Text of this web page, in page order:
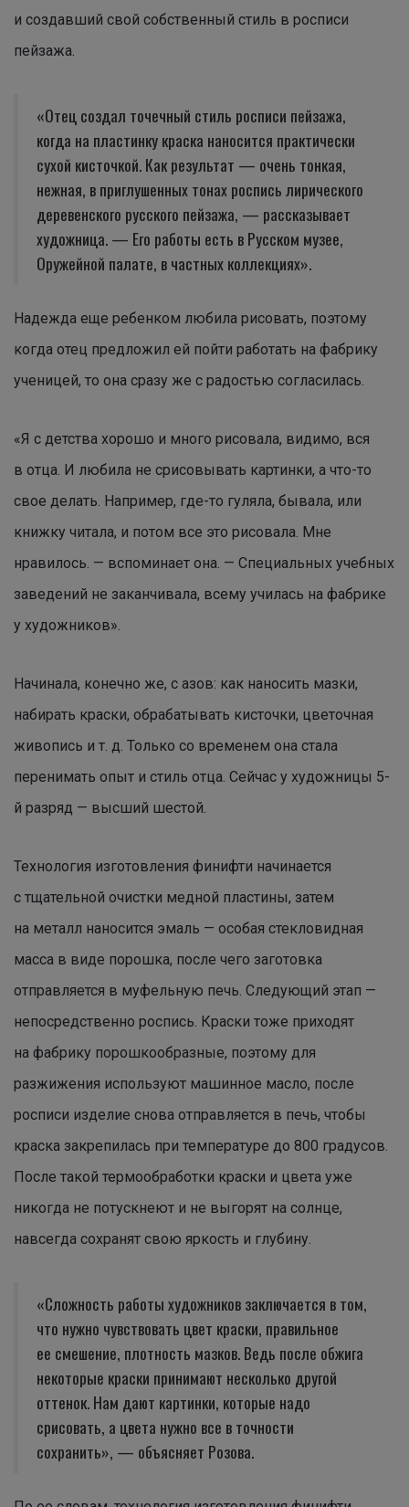
и создавший свой собственный стиль в росписи
пейзажа.
«Отец создал точечный стиль росписи пейзажа,
когда на пластинку краска наносится практически
сухой кисточкой. Как результат — очень тонкая,
нежная, в приглушенных тонах роспись лирического
деревенского русского пейзажа, — рассказывает
художница. — Его работы есть в Русском музее,
Оружейной палате, в частных коллекциях».
Надежда еще ребенком любила рисовать, поэтому
когда отец предложил ей пойти работать на фабрику
ученицей, то она сразу же с радостью согласилась.
«Я с детства хорошо и много рисовала, видимо, вся
в отца. И любила не срисовывать картинки, а что-то
свое делать. Например, где-то гуляла, бывала, или
книжку читала, и потом все это рисовала. Мне
нравилось. — вспоминает она. — Специальных учебных
заведений не заканчивала, всему училась на фабрике
у художников».
Начинала, конечно же, с азов: как наносить мазки,
набирать краски, обрабатывать кисточки, цветочная
живопись и т. д. Только со временем она стала
перенимать опыт и стиль отца. Сейчас у художницы 5-
й разряд — высший шестой.
Технология изготовления финифти начинается
с тщательной очистки медной пластины, затем
на металл наносится эмаль — особая стекловидная
масса в виде порошка, после чего заготовка
отправляется в муфельную печь. Следующий этап —
непосредственно роспись. Краски тоже приходят
на фабрику порошкообразные, поэтому для
разжижения используют машинное масло, после
росписи изделие снова отправляется в печь, чтобы
краска закрепилась при температуре до 800 градусов.
После такой термообработки краски и цвета уже
никогда не потускнеют и не выгорят на солнце,
навсегда сохранят свою яркость и глубину.
«Сложность работы художников заключается в том,
что нужно чувствовать цвет краски, правильное
ее смешение, плотность мазков. Ведь после обжига
некоторые краски принимают несколько другой
оттенок. Нам дают картинки, которые надо
срисовать, а цвета нужно все в точности
сохранить», — объясняет Розова.